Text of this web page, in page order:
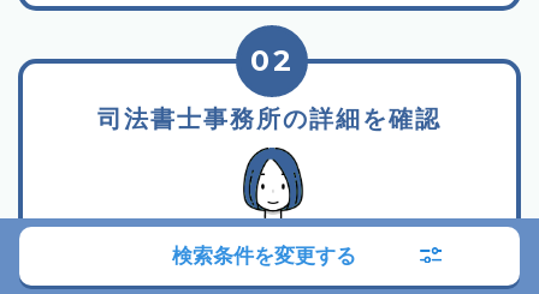
司法書士事務所の詳細を確認
02
検索条件を変更する